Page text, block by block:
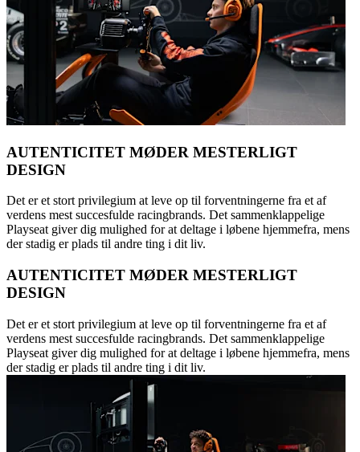
AUTENTICITET MØDER MESTERLIGT
DESIGN
Det er et stort privilegium at leve op til forventningerne fra et af
verdens mest succesfulde racingbrands. Det sammenklappelige
Playseat giver dig mulighed for at deltage i løbene hjemmefra, mens
der stadig er plads til andre ting i dit liv.
AUTENTICITET MØDER MESTERLIGT
DESIGN
Det er et stort privilegium at leve op til forventningerne fra et af
verdens mest succesfulde racingbrands. Det sammenklappelige
Playseat giver dig mulighed for at deltage i løbene hjemmefra, mens
der stadig er plads til andre ting i dit liv.